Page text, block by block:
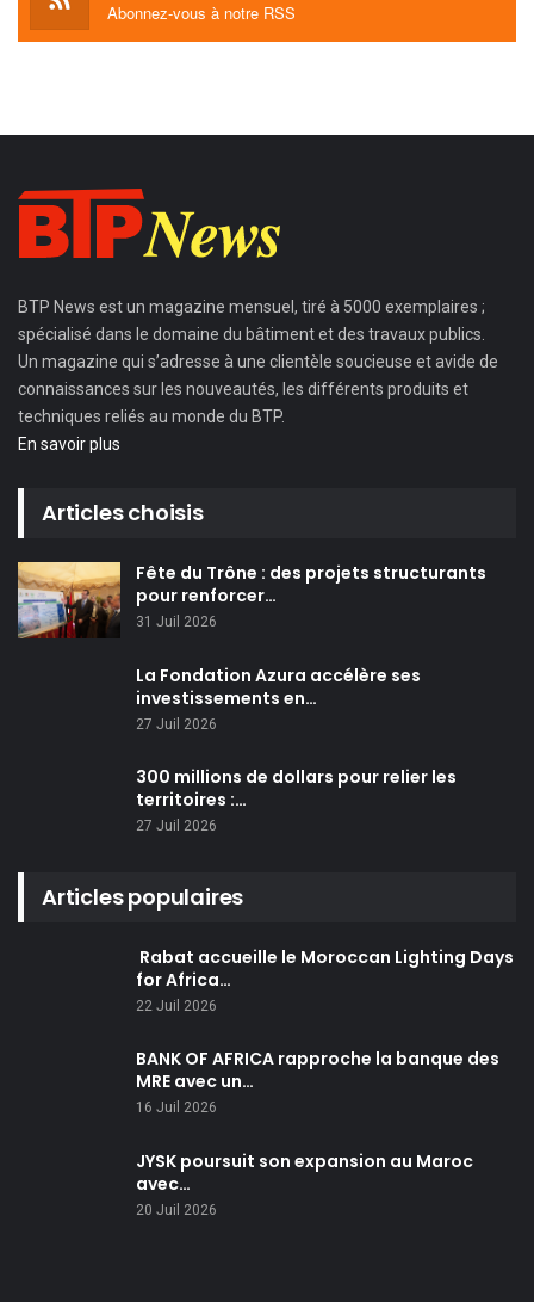
Abonnez-vous à notre RSS
BTP News est un magazine mensuel, tiré à 5000 exemplaires ;
spécialisé dans le domaine du bâtiment et des travaux publics.
Un magazine qui s’adresse à une clientèle soucieuse et avide de
connaissances sur les nouveautés, les différents produits et
techniques reliés au monde du BTP.
En savoir plus
Articles choisis
Fête du Trône : des projets structurants
pour renforcer…
31 Juil 2026
La Fondation Azura accélère ses
investissements en…
27 Juil 2026
300 millions de dollars pour relier les
territoires :…
27 Juil 2026
Articles populaires
Rabat accueille le Moroccan Lighting Days
for Africa…
22 Juil 2026
BANK OF AFRICA rapproche la banque des
MRE avec un…
16 Juil 2026
JYSK poursuit son expansion au Maroc
avec…
20 Juil 2026